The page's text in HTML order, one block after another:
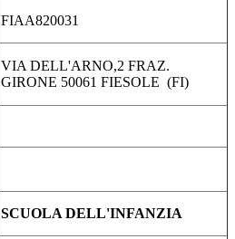
FIAA820031
VIA DELL'ARNO,2 FRAZ.
GIRONE 50061 FIESOLE (FI)
SCUOLA DELL'INFANZIA